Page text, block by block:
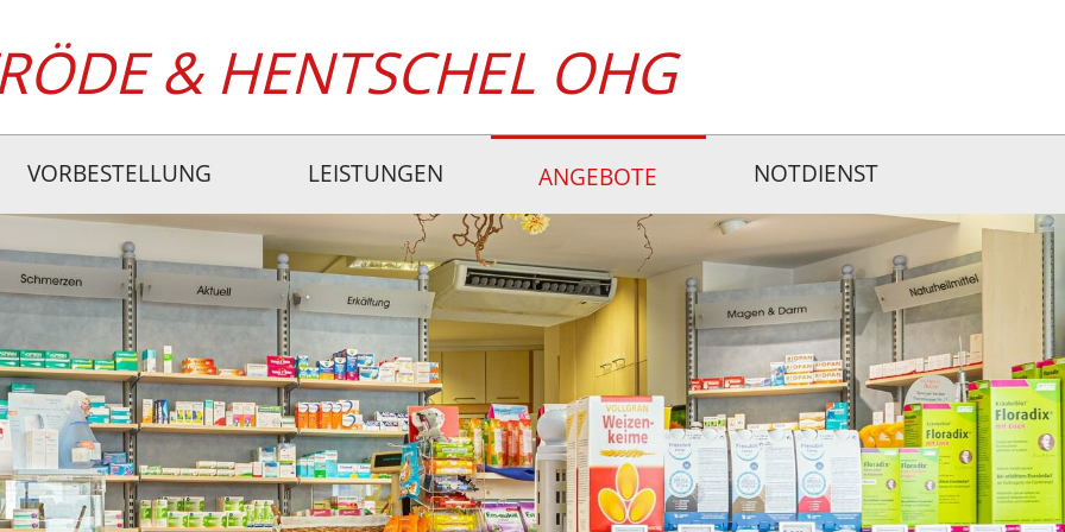
& HENTSCHEL OHG
VORBESTELLUNG LEISTUNGEN ANGEBOTE NOTDIENST